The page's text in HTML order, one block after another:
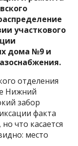
участкового
дома №9 и
отделения
Нижний
забор
факта
что касается
место